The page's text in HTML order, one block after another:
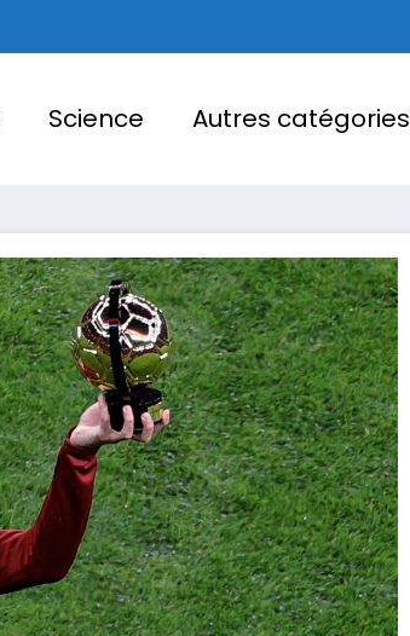
Science Autres catégories